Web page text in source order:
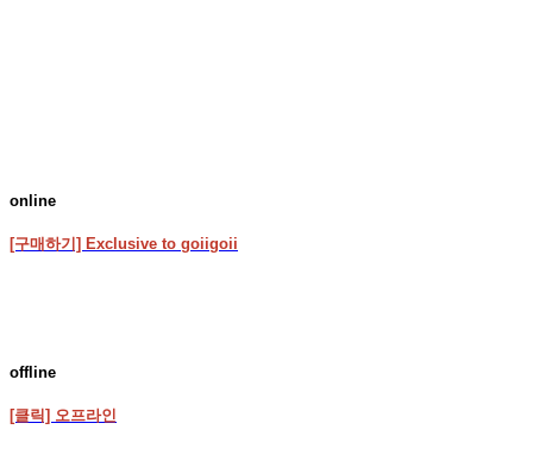
online
[구매하기] Exclusive to goiigoii
offline
[클릭] 오프라인